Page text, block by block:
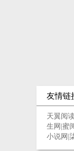
友情链
天翼阅
生网 蜜
小说网